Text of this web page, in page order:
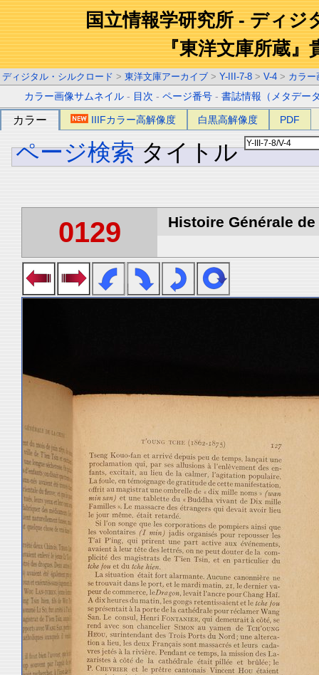
国立情報学研究所 - ディジ
『東洋文庫所蔵』
ディジタル・シルクロード > 東洋文庫アーカイブ > Y-III-7-8 > V-4 > カラー
カラー画像サムネイル - 目次 -ページ番号 -書誌情報（メタデー
カラー IIIFカラー高解像度 白黒高解像度 PDF
ページ検索 タイトル
0129 Histoire Générale